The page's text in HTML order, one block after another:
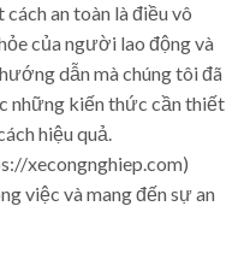
an toàn là điều vô
của người lao động và
dẫn mà chúng tôi đã
những kiến thức cần thiết
hiệu quả.
xecongnghiep.com)
việc và mang đến sự an